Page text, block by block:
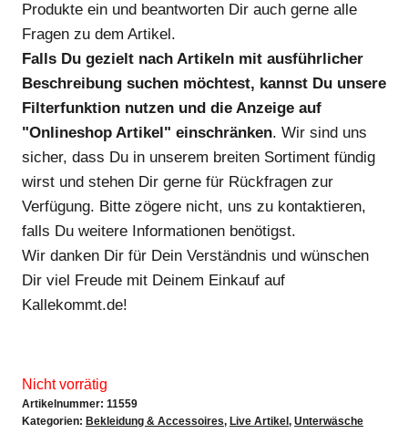
Produkte ein und beantworten Dir auch gerne alle
Fragen zu dem Artikel.
Falls Du gezielt nach Artikeln mit ausführlicher
Beschreibung suchen möchtest, kannst Du unsere
Filterfunktion nutzen und die Anzeige auf
"Onlineshop Artikel" einschränken. Wir sind uns
sicher, dass Du in unserem breiten Sortiment fündig
wirst und stehen Dir gerne für Rückfragen zur
Verfügung. Bitte zögere nicht, uns zu kontaktieren,
falls Du weitere Informationen benötigst.
Wir danken Dir für Dein Verständnis und wünschen
Dir viel Freude mit Deinem Einkauf auf
Kallekommt.de!
Nicht vorrätig
Artikelnummer: 11559
Kategorien: Bekleidung & Accessoires, Live Artikel , Unterwäsche